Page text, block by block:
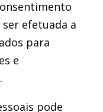
efetuada a
para
e
pode